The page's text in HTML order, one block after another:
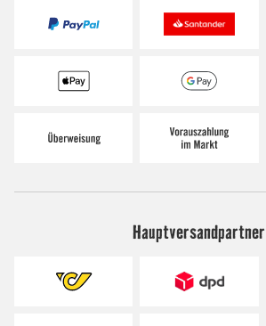
Hauptversandpartner